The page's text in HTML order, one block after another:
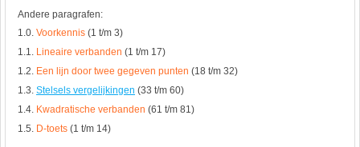
Andere paragrafen:
1.0. Voorkennis (1 t/m 3)
1.1. Lineaire verbanden (1 t/m 17)
1.2. Een lijn door twee gegeven punten (18 t/m 32)
1.3. Stelsels vergelijkingen (33 t/m 60)
1.4. Kwadratische verbanden (61 t/m 81)
1.5. D-toets (1 t/m 14)
27. Priemgetallen
28. Procenten
29. Romeinse cijfers